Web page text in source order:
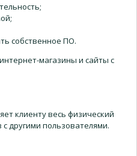
собственное ПО.
магазины и сайты с
клиенту весь физический
другими пользователями.